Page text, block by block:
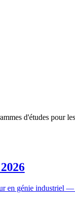
d'études pour
en génie industriel